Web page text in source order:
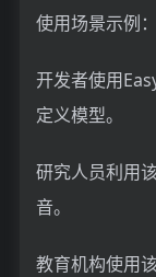
使用场景示例：
开发者使用
定义模型。
研究人员利用
音。
教育机构使用